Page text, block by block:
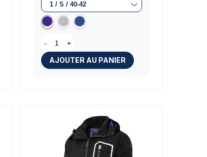
- +
AJOUTER AU PANIER